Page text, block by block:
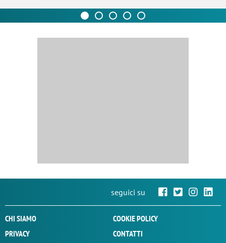
seguici su
CHI SIAMO
COOKIE POLICY
PRIVACY
CONTATTI